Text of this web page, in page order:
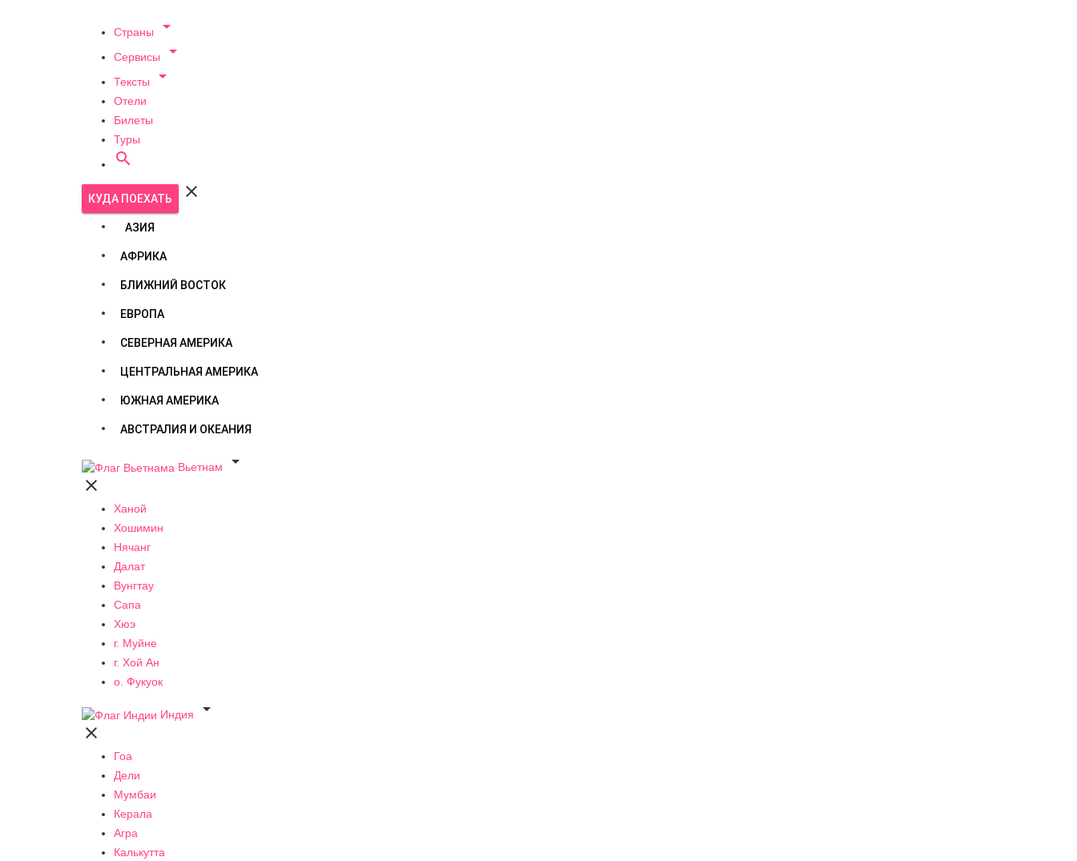
Страны 
Сервисы 
Тексты 
Отели
Билеты
Туры

КУДА ПОЕХАТЬ 
АЗИЯ
АФРИКА
БЛИЖНИЙ ВОСТОК
ЕВРОПА
СЕВЕРНАЯ АМЕРИКА
ЦЕНТРАЛЬНАЯ АМЕРИКА
ЮЖНАЯ АМЕРИКА
АВСТРАЛИЯ И ОКЕАНИЯ
Вьетнам


Ханой
Хошимин
Нячанг
Далат
Вунгтау
Сапа
Хюэ
г. Муйне
г. Хой Ан
о. Фукуок
Индия


Гоа
Дели
Мумбаи
Керала
Агра
Калькутта